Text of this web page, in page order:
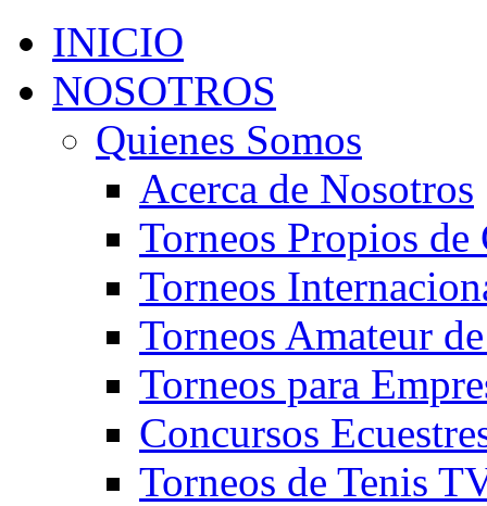
INICIO
NOSOTROS
Quienes Somos
Acerca de Nosotros
Torneos Propios
Torneos
Torneos Amateur
Torneos para
Concursos
Torneos de Tenis